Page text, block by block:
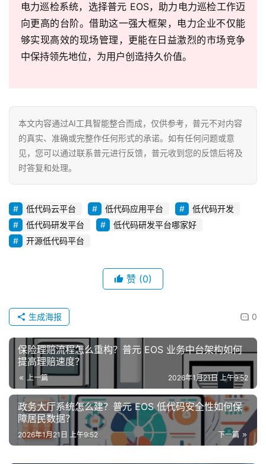
电力巡检系统，选择普元 EOS，助力电力巡检工作迈
向更高的台阶。借助这一强大框架，电力企业不仅能
够实现高效的现场管理，更能在日益激烈的市场竞争
中保持领先地位，为用户创造持久价值。
本文内容通过AI工具智能整合而成，仅供参考，普元不对内容
的真实、准确或完整作任何形式的承诺。如有任何问题或意
见，您可以通过联系普元进行反馈，普元收到您的反馈后将及
时答复和处理。
低代码云平台 低代码应用平台
低代码开发
低代码研发平台
低代码研发平台哪家好
开源低代码平台
赞 (0)
0
生成海报
保险理赔流程怎么重构？普元 EOS 业务中台架构如何
提高理赔速度？
上一篇 2026年1月21日 上午9:52
政务大厅系统怎么建？普元 EOS 低代码安全性如何保
障居民数据？
下一篇
2026年1月21日 上午9:52